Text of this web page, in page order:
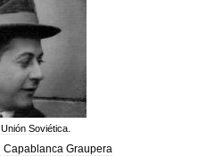
Unión Soviética
Capablanca Graupera